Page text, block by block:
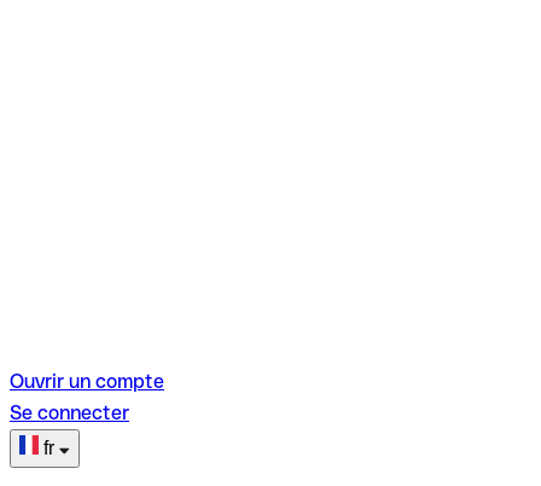
Ouvrir un compte
Se connecter
fr